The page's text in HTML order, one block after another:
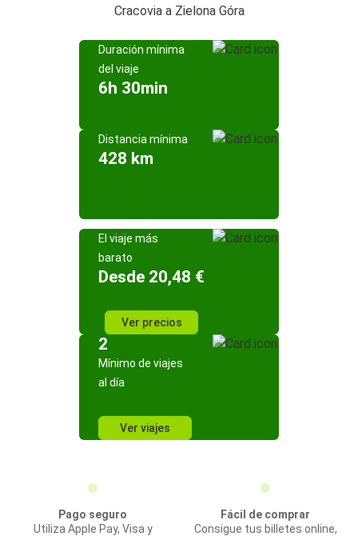
Cracovia a Zielona Góra
Duración mínima
del viaje
6h 30min
Distancia mínima
428 km
El viaje más
barato
Desde 20,48 €
Ver precios
2
Mínimo de viajes
al día
Ver viajes
Pago seguro
Utiliza Apple Pay, Visa y
Fácil de comprar
Consigue tus billetes online,